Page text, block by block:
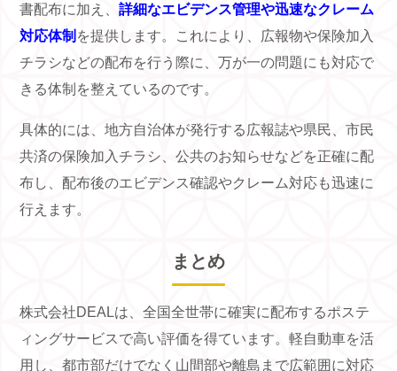
書配布に加え、 詳細なエビデンス管理や迅速なクレーム
対応体制 を提供します。これにより、広報物や保険加入
チラシなどの配布を行う際に、万が一の問題にも対応で
きる体制を整えているのです。
具体的には、地方自治体が発行する広報誌や県民、市民
共済の保険加入チラシ、公共のお知らせなどを正確に配
布し、配布後のエビデンス確認やクレーム対応も迅速に
行えます。
まとめ
株式会社DEALは、全国全世帯に確実に配布するポステ
ィングサービスで高い評価を得ています。軽自動車を活
用し、都市部だけでなく山間部や離島まで広範囲に対応